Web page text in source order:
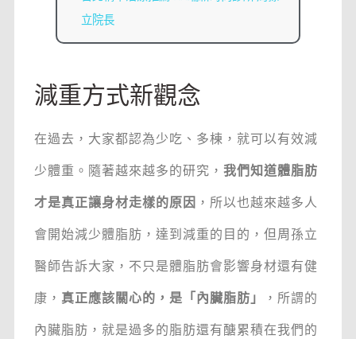
立院長
減重方式新觀念
在過去，大家都認為少吃、多棟，就可以有效減
少體重。隨著越來越多的研究， 我們知道體脂肪
才是真正讓身材走樣的原因 ，所以也越來越多人
會開始減少體脂肪，達到減重的目的，但周孫立
醫師告訴大家，不只是體脂肪會影響身材還有健
康， 真正應該關心的，是「內臟脂肪」 ，所謂的
內臟脂肪，就是過多的脂肪還有醣累積在我們的